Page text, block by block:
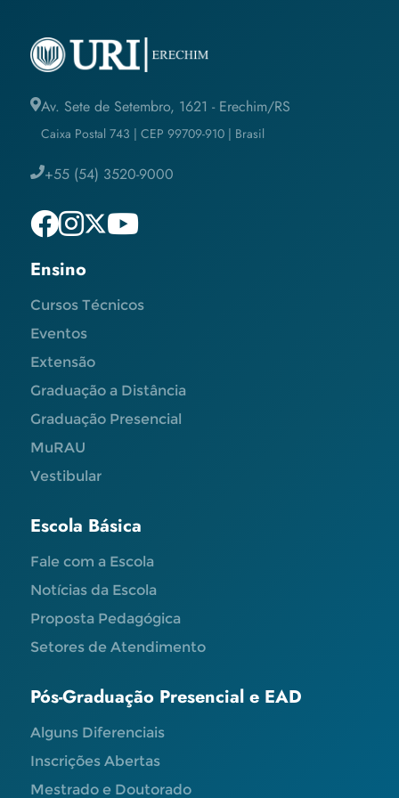
Av. Sete de Setembro, 1621 - Erechim/RS
Caixa Postal 743 | CEP 99709-910 | Brasil
+55 (54) 3520-9000
Ensino
Cursos Técnicos
Eventos
Extensão
Graduação a Distância
Graduação Presencial
MuRAU
Vestibular
Escola Básica
Fale com a Escola
Notícias da Escola
Proposta Pedagógica
Setores de Atendimento
Pós-Graduação Presencial e EAD
Alguns Diferenciais
Inscrições Abertas
Mestrado e Doutorado